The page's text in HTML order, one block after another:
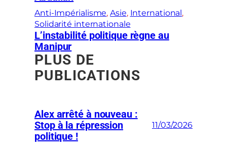
Anti-Impérialisme, Asie, International
Solidarité internationale
L’instabilité politique règne au
Manipur
PLUS DE
PUBLICATIONS
Alex arrêté à nouveau :
Stop à la répression
politique !
11/03/2026